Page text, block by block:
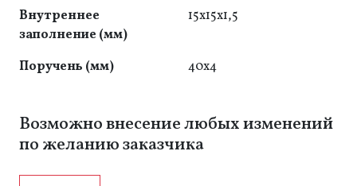
Внутреннее
заполнение (мм)
15х15х1,5
Поручень (мм) 40x4
Возможно внесение любых изменений
по желанию заказчика